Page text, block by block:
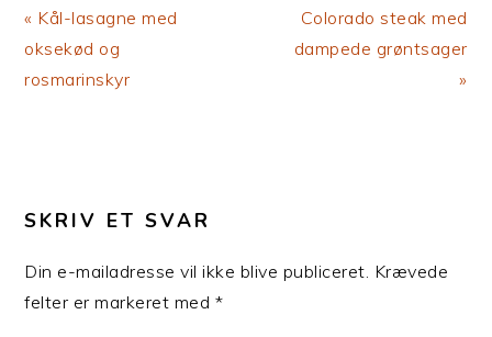
Previous
Post:
« Kål-lasagne med
oksekød og
rosmarinskyr
Next
Post:
Colorado steak med
dampede grøntsager
»
SKRIV ET SVAR
Din e-mailadresse vil ikke blive publiceret. Krævede
felter er markeret med *